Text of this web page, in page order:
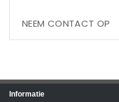
NEEM CONTACT OP
Informatie